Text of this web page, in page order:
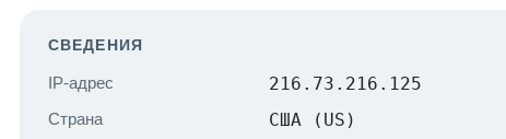
СВЕДЕНИЯ
IP-адрес 216.73.216.125
Страна США (US)